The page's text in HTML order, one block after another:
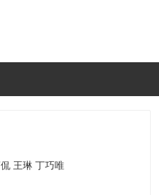
王琳 丁巧唯